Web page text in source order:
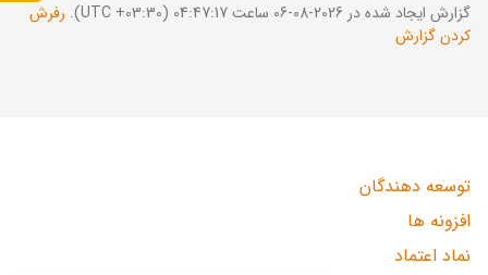
گزارش ایجاد شده در 2026-08-06 ساعت 04:47:17 (UTC +03:30).
رفرش
کردن گزارش
توسعه دهندگان
افزونه ها
نماد اعتماد